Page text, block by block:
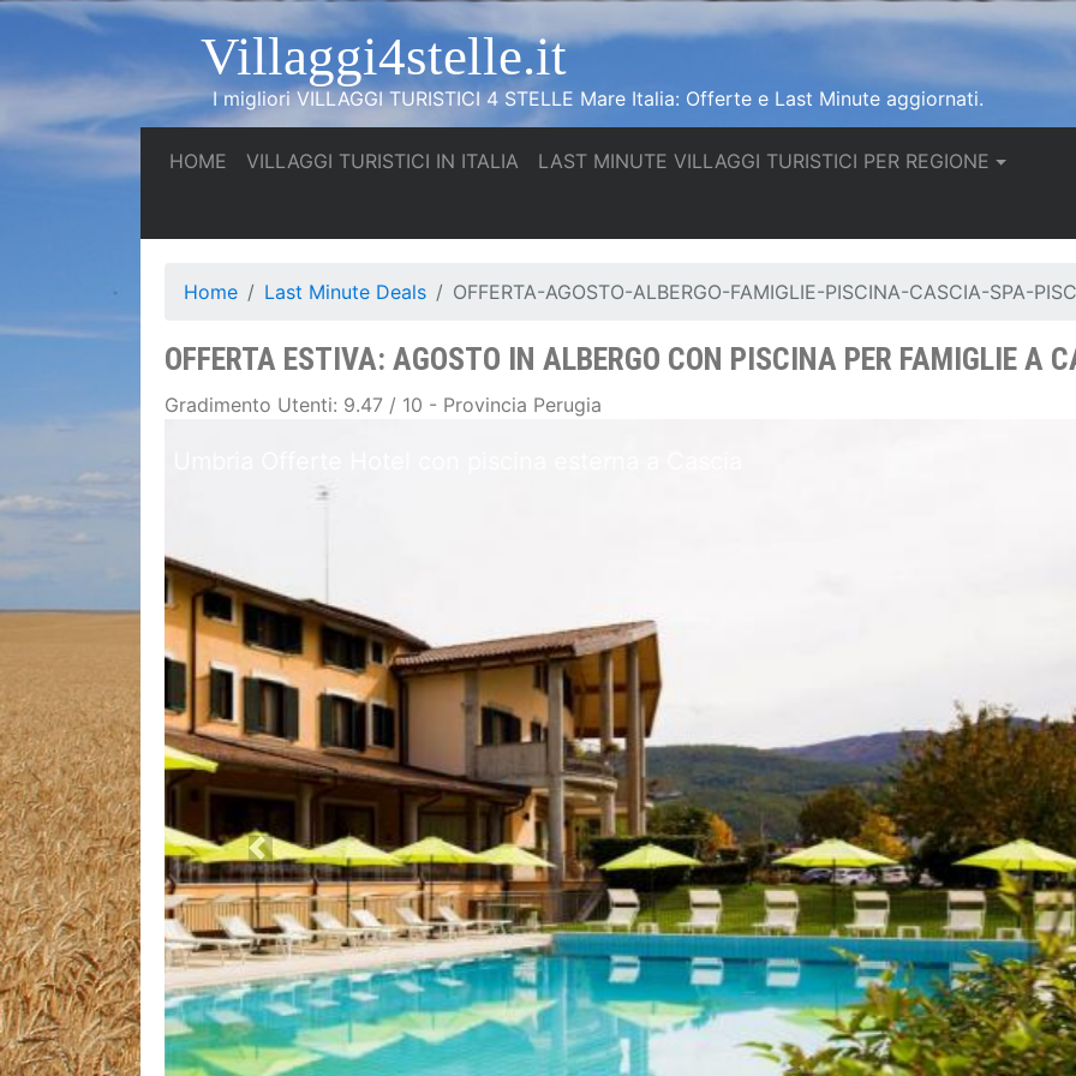
Villaggi4stelle.it
I migliori VILLAGGI TURISTICI 4 STELLE Mare Italia: Offerte e Last Minute aggiornati.
HOME (current)
VILLAGGI TURISTICI IN ITALIA (current)
LAST MINUTE VILLAGGI TURISTICI PER REGIONE
Home Last Minute Deals OFFERTA-AGOSTO-ALBERGO-FAMIGLIE-PISCINA-CASCIA-SPA-
OFFERTA ESTIVA: AGOSTO IN ALBERGO CON PISCINA PER FAMIGLIE A
Gradimento Utenti: 9.47 / 10 - Provincia Perugia
Previous